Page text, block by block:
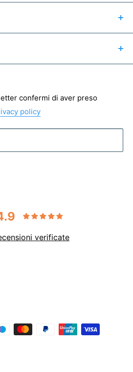
confermi di aver preso
policy
verificate